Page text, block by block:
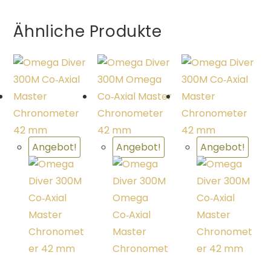
Ähnliche Produkte
Angebot! Angebot! Angebot!